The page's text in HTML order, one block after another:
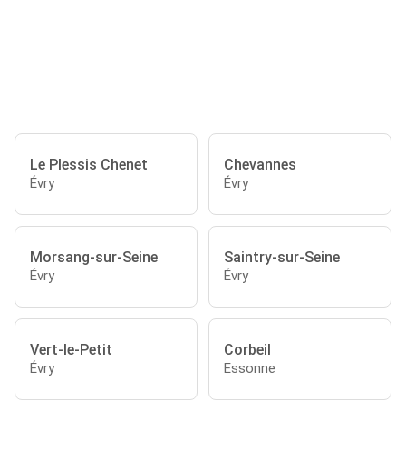
Le Plessis Chenet
Évry
Chevannes
Évry
Morsang-sur-Seine
Évry
Saintry-sur-Seine
Évry
Vert-le-Petit
Évry
Corbeil
Essonne